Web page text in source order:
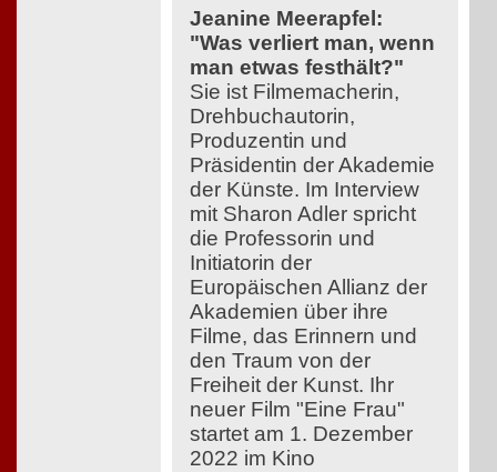
Jeanine Meerapfel:
"Was verliert man, wenn
man etwas festhält?"
Sie ist Filmemacherin,
Drehbuchautorin,
Produzentin und
Präsidentin der Akademie
der Künste. Im Interview
mit Sharon Adler spricht
die Professorin und
Initiatorin der
Europäischen Allianz der
Akademien über ihre
Filme, das Erinnern und
den Traum von der
Freiheit der Kunst. Ihr
neuer Film "Eine Frau"
startet am 1. Dezember
2022 im Kino